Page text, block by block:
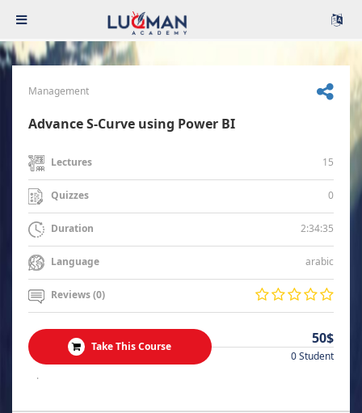
Management
Advance S-Curve using Power BI
Lectures 15
Quizzes 0
Duration 2:34:35
Language arabic
Reviews (0)
Take This Course 50$
0 Student
.